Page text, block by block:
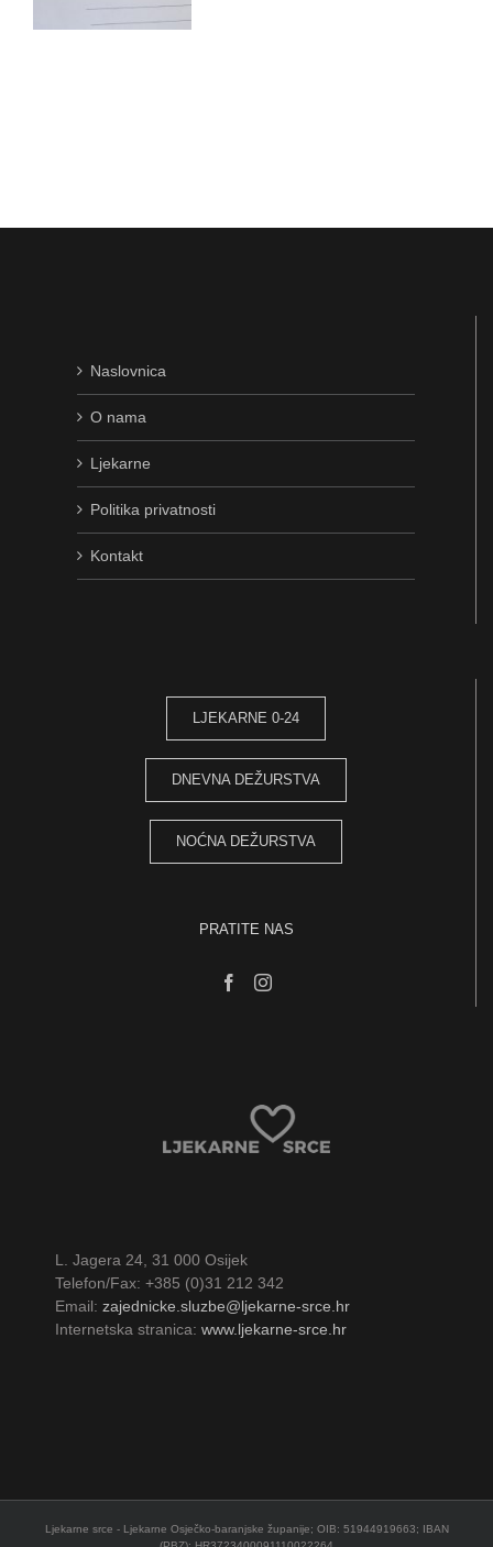
Naslovnica
O nama
Ljekarne
Politika privatnosti
Kontakt
LJEKARNE 0-24
DNEVNA DEŽURSTVA
NOĆNA DEŽURSTVA
PRATITE NAS
L. Jagera 24, 31 000 Osijek
Telefon/Fax: +385 (0)31 212 342
Email: zajednicke.sluzbe@ljekarne-srce.hr
Internetska stranica: www.ljekarne-srce.hr
Ljekarne srce - Ljekarne Osječko-baranjske županije; OIB: 51944919663; IBAN